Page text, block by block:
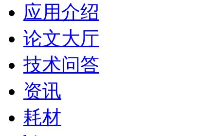
应用介绍
论文大厅
技术问答
资讯
耗材